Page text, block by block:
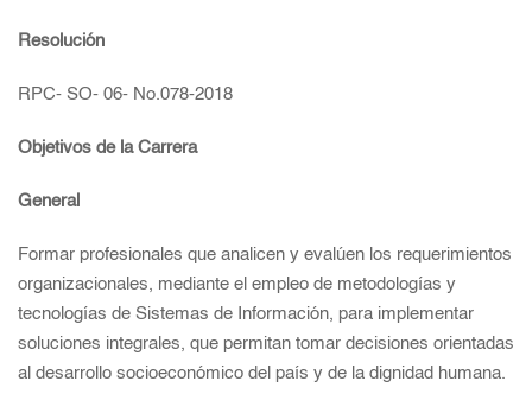
Resolución
RPC- SO- 06- No.078-2018
Objetivos de la Carrera
General
Formar profesionales que analicen y evalúen los requerimientos
organizacionales, mediante el empleo de metodologías y
tecnologías de Sistemas de Información, para implementar
soluciones integrales, que permitan tomar decisiones orientadas
al desarrollo socioeconómico del país y de la dignidad humana.